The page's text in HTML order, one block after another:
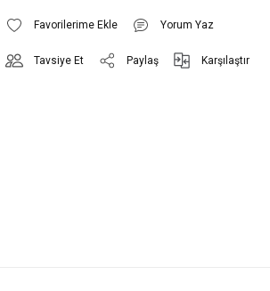
Yorum Yaz
Tavsiye Et Paylaş Karşılaştır